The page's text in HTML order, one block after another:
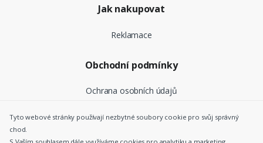
Jak nakupovat
Reklamace
Obchodní podmínky
Ochrana osobních údajů
©Top Nosiče CZ- Všechna práva vyhrazena |Nastavení
Tyto webové stránky používají nezbytné soubory cookie pro svůj správný
chod.